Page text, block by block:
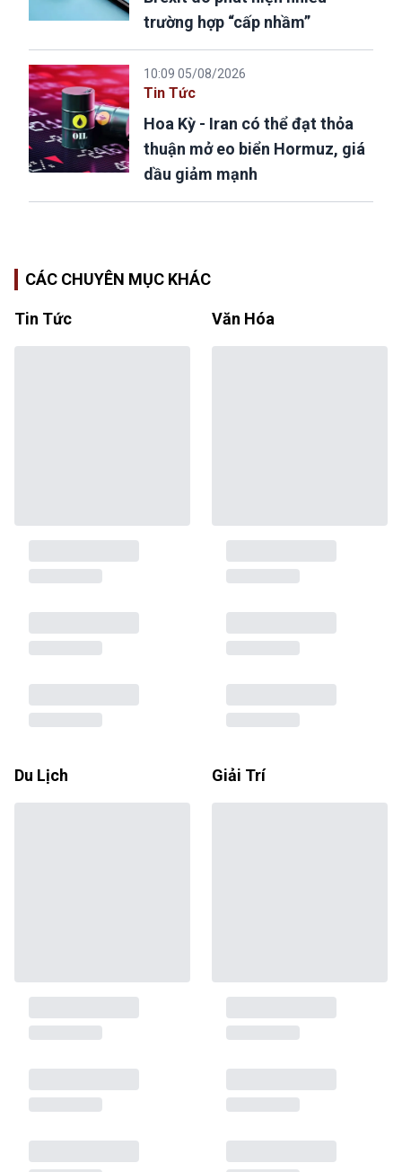
trường hợp “cấp nhầm”
10:09 05/08/2026
Tin Tức
Hoa Kỳ - Iran có thể đạt thỏa
thuận mở eo biển Hormuz, giá
dầu giảm mạnh
CÁC CHUYÊN MỤC KHÁC
Tin Tức Văn Hóa
Du Lịch Giải Trí